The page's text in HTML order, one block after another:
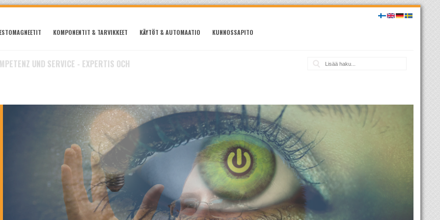
KOMPONENTIT & TARVIKKEET KÄYTÖT & AUTOMAATIO KUNNOSSAPITO
UND SERVICE - EXPERTIS OCH